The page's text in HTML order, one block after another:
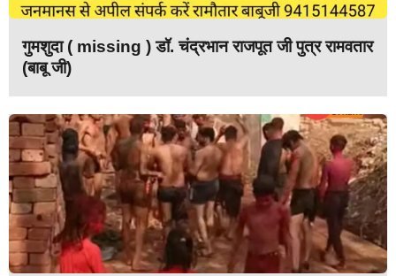
गुमशुदा ( missing ) डॉ. चंद्रभान राजपूत जी पुत्र रामवतार
(बाबू जी)